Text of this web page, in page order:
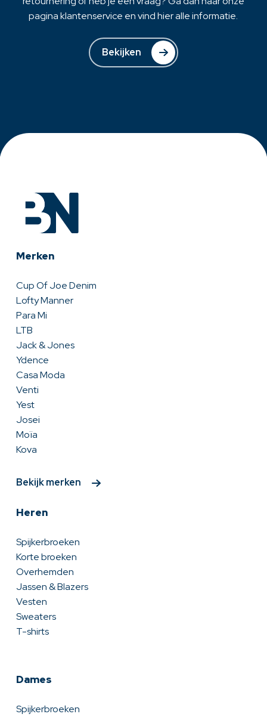
pagina klantenservice en vind hier alle informatie.
Bekijken
Merken
Cup Of Joe Denim
Lofty Manner
Para Mi
LTB
Jack & Jones
Ydence
Casa Moda
Venti
Yest
Josei
Moïa
Kova
Bekijk merken
Heren
Spijkerbroeken
Korte broeken
Overhemden
Jassen & Blazers
Vesten
Sweaters
T-shirts
Dames
Spijkerbroeken